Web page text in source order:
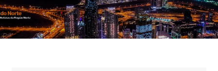
Ir
para
o
Notícias –
Publicidades –
Notícias – Publicidades – Anúncios